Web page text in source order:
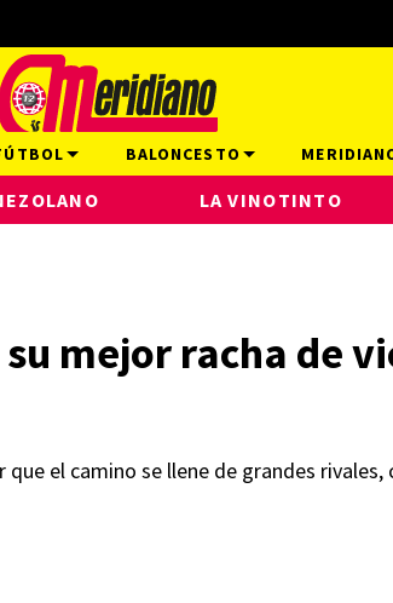
mejor racha de
el camino se llene de grandes
LA VINOTINTO
BALONCESTO